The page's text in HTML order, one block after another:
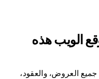
الويب هذه
جميع العروض، والعقود،